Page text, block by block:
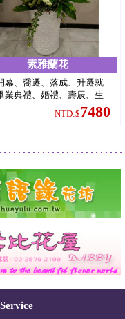
素雅蘭花
幕、喬遷、落成、升遷就
業典禮、婚禮、壽辰、生
月、節慶、大會、致意等場
NTD:$7480